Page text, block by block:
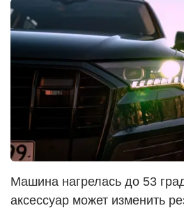
Машина нагрелась до 53
аксессуар может изменить